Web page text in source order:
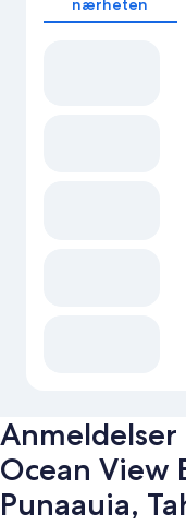
nærheten
Anmeldelser
Ocean View
Punaauia,